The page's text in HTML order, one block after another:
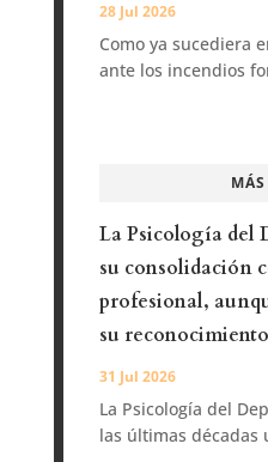
28 Jul 2026
Como ya sucediera
ante los incendios
La Psicología del
su consolidación
profesional,
su
31 Jul 2026
La Psicología del
las últimas décadas